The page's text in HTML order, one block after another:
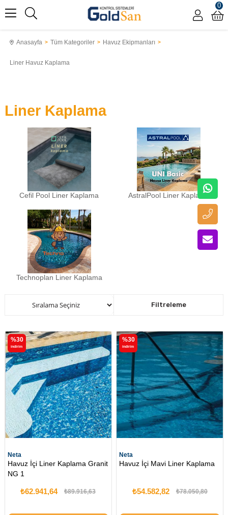
0
Anasayfa Tüm Kategoriler Havuz Ekipmanları
Liner Havuz Kaplama
Liner Kaplama
Cefil Pool Liner Kaplama AstralPool Liner Kaplama
Technoplan Liner Kaplama
Filtreleme
Sıralama
Neta
Havuz İçi Liner Kaplama Granit
NG 1
₺62.941,64 ₺89.916,63
%30
i̇ndirim
Neta
Havuz İçi Mavi Liner Kaplama
₺54.582,82 ₺78.050,80
%30
i̇ndirim